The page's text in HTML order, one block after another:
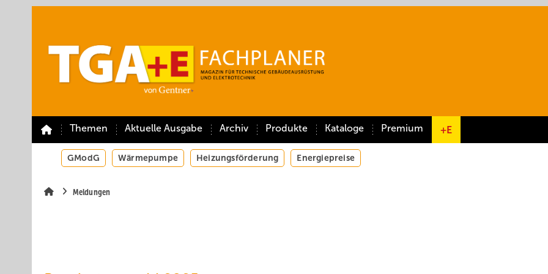
Themen Aktuelle Ausgabe Archiv Produkte Kataloge Premium +E
GModG Wärmepumpe Heizungsförderung Energiepreise
Meldungen